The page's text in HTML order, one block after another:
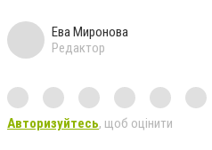
Ева Миронова
Редактор
Авторизуйтесь, щоб оцінити